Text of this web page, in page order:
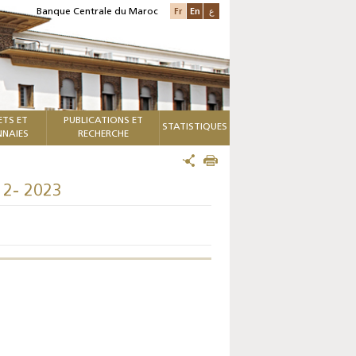
Banque Centrale du Maroc Fr En ع
ET
PUBLICATIONS ET
RECHERCHE
STATISTIQUES
2023